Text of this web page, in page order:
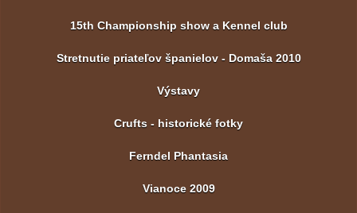
15th Championship show a Kennel club
Stretnutie priateľov španielov - Domaša 2010
Výstavy
Crufts - historické fotky
Ferndel Phantasia
Vianoce 2009